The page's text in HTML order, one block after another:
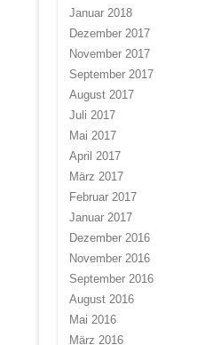
Januar 2018
Dezember 2017
November 2017
September 2017
August 2017
Juli 2017
Mai 2017
April 2017
März 2017
Februar 2017
Januar 2017
Dezember 2016
November 2016
September 2016
August 2016
Mai 2016
März 2016